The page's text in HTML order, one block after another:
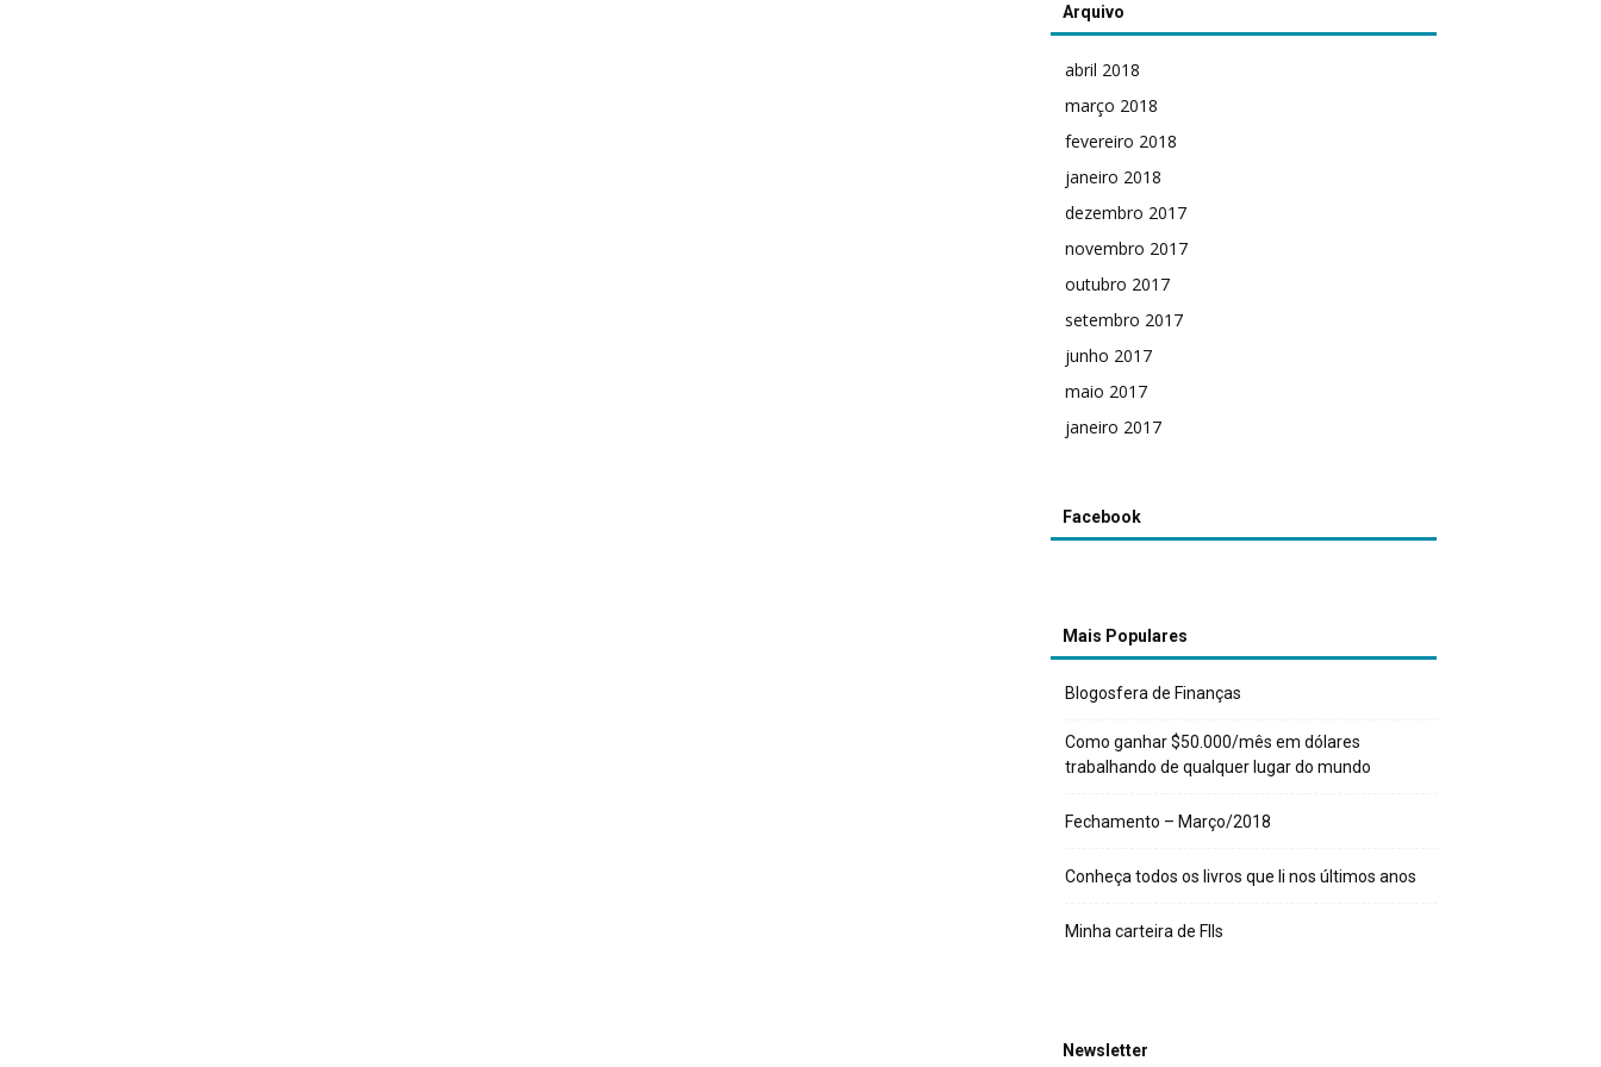
Arquivo
abril 2018
março 2018
fevereiro 2018
janeiro 2018
dezembro 2017
novembro 2017
outubro 2017
setembro 2017
junho 2017
maio 2017
janeiro 2017
Facebook
Mais Populares
Blogosfera de Finanças
Como ganhar $50.000/mês em dólares
trabalhando de qualquer lugar do mundo
Fechamento – Março/2018
Conheça todos os livros que li nos últimos anos
Minha carteira de FIIs
Newsletter